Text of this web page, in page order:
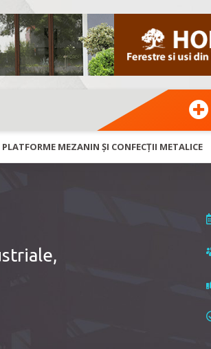
MEZANIN ȘI CONFECȚII METALICE